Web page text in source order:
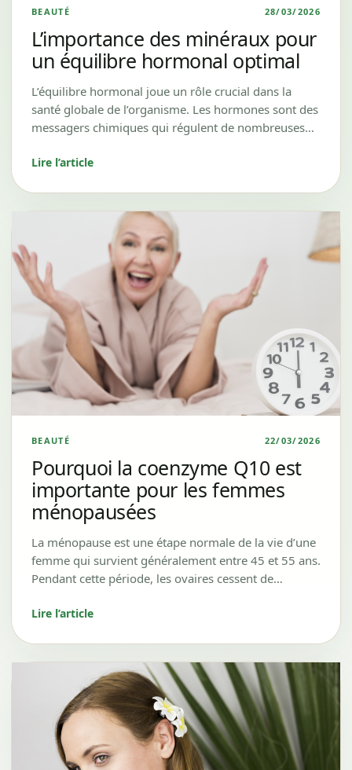
BEAUTÉ 28/03/2026
L’importance des minéraux pour
un équilibre hormonal optimal
L’équilibre hormonal joue un rôle crucial dans la
santé globale de l’organisme. Les hormones sont des
messagers chimiques qui régulent de nombreuses…
Lire l’article
BEAUTÉ 22/03/2026
Pourquoi la coenzyme Q10 est
importante pour les femmes
ménopausées
La ménopause est une étape normale de la vie d’une
femme qui survient généralement entre 45 et 55 ans.
Pendant cette période, les ovaires cessent de…
Lire l’article